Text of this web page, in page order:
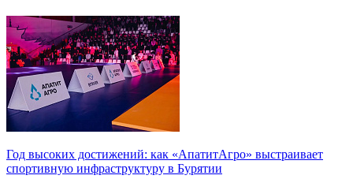
Год высоких достижений: как «АпатитАгро» выстраивает
спортивную инфраструктуру в Бурятии